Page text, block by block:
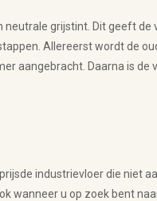
grijstint. Dit geeft
Allereerst wordt de
aangebracht. Daarna is de
industrievloer die niet
wanneer u op zoek bent